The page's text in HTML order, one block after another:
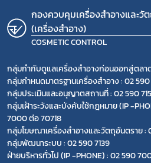
กองควบคุมเครื่องสำอางและวั
(เครื่องสำอาง)
COSMETIC CONTROL
กลุ่มกำกับดูแลเครื่องสำอางก่อนออกสู่ตลา
กลุ่มกำหนดมาตรฐานเครื่องสำอาง : 02
กลุ่มประเมินและอนุญาตสถานที่ : 02 590
กลุ่มเฝ้าระวังและบังคับใช้กฎหมาย (IP -
7000 ต่อ 70718
กลุ่มโฆษณาเครื่องสำอางและวัตถุอันตราย :
กลุ่มพัฒนาระบบ : 02 590 7139
ฝ่ายบริหารทั่วไป (IP -PHONE) : 02 590